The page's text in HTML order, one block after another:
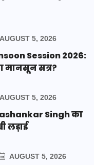
AUGUST 5, 2026
Session 2026:
मानसून सत्र?
AUGUST 5, 2026
Singh का
लड़ाई
AUGUST 5, 2026